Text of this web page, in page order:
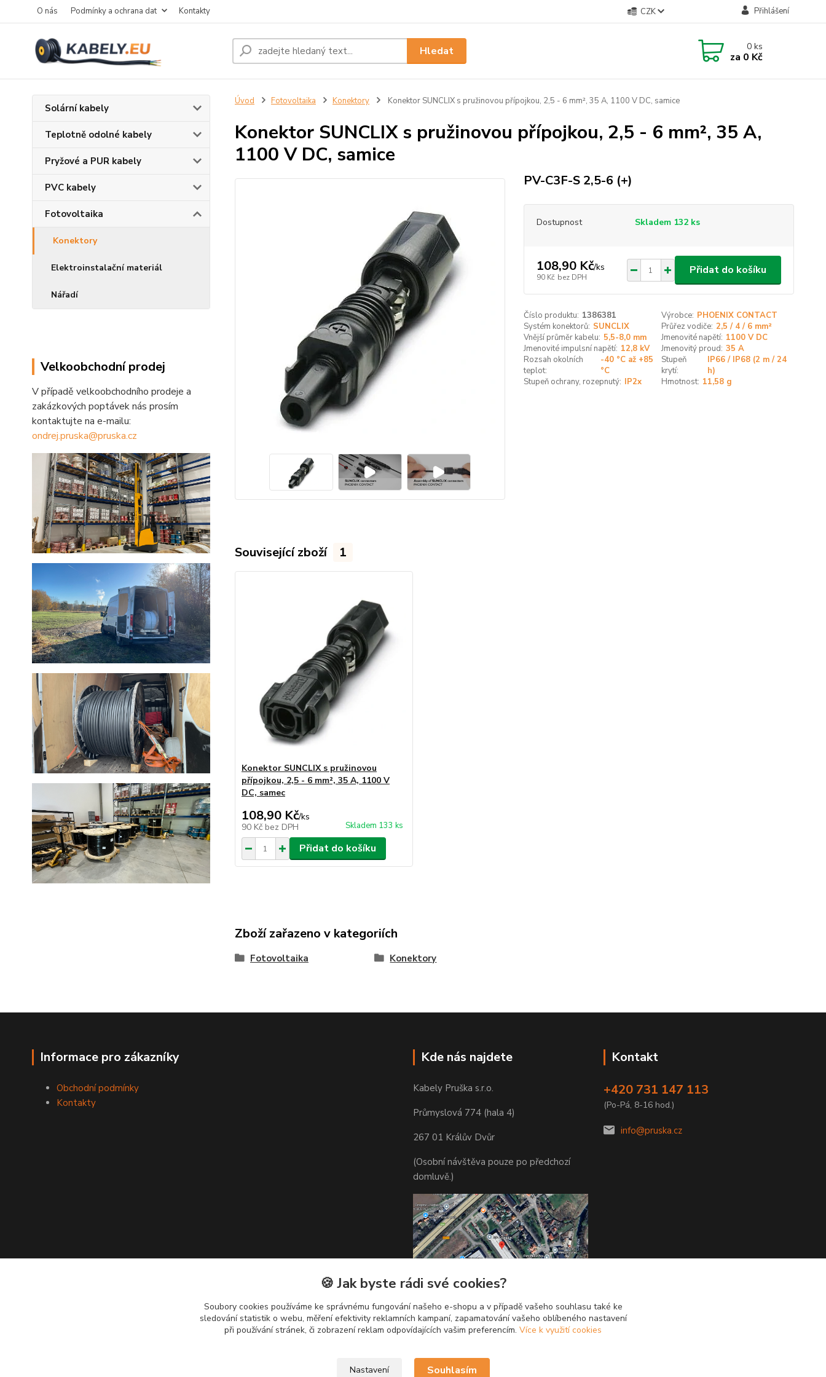
O nás Podmínky a ochrana dat Kontakty CZK Přihlášení
Hledat 0ks
za 0 Kč
Solární kabely
Teplotně odolné kabely
Pryžové a PUR kabely
PVC kabely
Fotovoltaika
Konektory
Elektroinstalační materiál
Nářadí
Velkoobchodní prodej
V případě velkoobchodního prodeje a
zakázkových poptávek nás prosím
kontaktujte na e-mailu:
ondrej.pruska@pruska.cz
Úvod Fotovoltaika Konektory Konektor SUNCLIX s pružinovou přípojkou, 2,5 - 6 mm², 35 A, 1100 V DC, samice
Konektor SUNCLIX s pružinovou přípojkou, 2,5 - 6 mm², 35 A,
1100 V DC, samice
PV-C3F-S 2,5-6 (+)
Dostupnost Skladem 132 ks
108,90 Kč/ks
90 Kč bez DPH
Přidat do košíku
Číslo produktu: 1386381 Výrobce: PHOENIX CONTACT
Systém konektorů: SUNCLIX Průřez vodiče: 2,5 / 4 / 6 mm²
Vnější průměr kabelu: 5,5-8,0 mm Jmenovité napětí: 1100 V DC
Jmenovité impulsní napětí: 12,8 kV Jmenovitý proud: 35 A
Rozsah okolních
teplot:
-40 °C až +85
°C
Stupeň
krytí:
IP66 / IP68 (2 m / 24
h)
Stupeň ochrany, rozepnutý: IP2x Hmotnost: 11,58 g
Související zboží 1
Konektor SUNCLIX s pružinovou
přípojkou, 2,5 - 6 mm², 35 A, 1100 V
DC, samec
108,90 Kč/ks
90 Kč bez DPH Skladem 133 ks
Přidat do košíku
Zboží zařazeno v kategoriích
Fotovoltaika Konektory
Informace pro zákazníky
Obchodní podmínky
Kontakty
Kde nás najdete
Kabely Pruška s.r.o.
Průmyslová 774 (hala 4)
267 01 Králův Dvůr
(Osobní návštěva pouze po předchozí
domluvě.)
Kontakt
+420 731 147 113
(Po-Pá, 8-16 hod.)
info@pruska.cz
🍪 Jak byste rádi své cookies?
Soubory cookies používáme ke správnému fungování našeho e-shopu a v případě vašeho souhlasu také ke
sledování statistik o webu, měření efektivity reklamních kampaní, zapamatování vašeho oblíbeného nastavení
při používání stránek, či zobrazení reklam odpovídajících vašim preferencím. Více k využití cookies
Nastavení Souhlasím